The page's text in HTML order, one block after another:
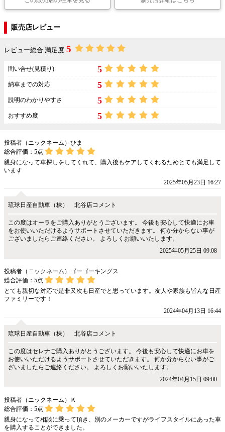
販売店レビュー
レビュー総合 満足度 5
問い合せ(見積り) 5
納車までの対応 5
説明のわかりやすさ 5
おすすめ度 5
投稿者（ニックネーム）ひま
総合評価： 5点
親身になって車探しをしてくれて、購入後もケアしてくれるためとても満足して
います
2025年05月23日 16:27
琉球日産自動車（株） 北谷店コメント
この度はオーラをご購入ありがとうございます。 今後も安心して快適にお車
をお使いいただけるようサポートさせていただきます。 何か分からない事が
ございましたらご連絡ください。 よろしくお願いいたします。
2025年05月25日 09:08
投稿者（ニックネーム）ゴーゴーキングス
総合評価： 5点
とても親切な対応で是非又次も日産でと思っています。友人や家族も皆んな日産
ファミリーです！
2024年04月13日 16:44
琉球日産自動車（株） 北谷店コメント
この度はセレナご購入ありがとうございます。 今後も安心して快適にお車を
お使いいただけるようサポートさせていただきます。 何か分からない事がご
ざいましたらご連絡ください。 よろしくお願いいたします。
2024年04月15日 09:00
投稿者（ニックネーム）Ｋ
総合評価： 5点
親身になって相談に乗って頂き、別のメーカーですがライフスタイルにあった車
を購入することができました。